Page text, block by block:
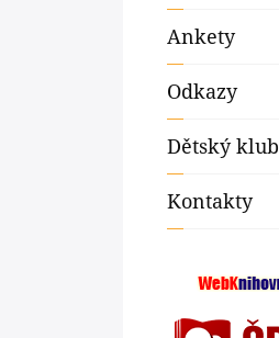
Ankety
Odkazy
Dětský klub
Kontakty